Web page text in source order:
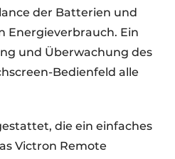
der Batterien und
Energieverbrauch. Ein
und Überwachung des
Bedienfeld alle
die ein einfaches
Victron Remote